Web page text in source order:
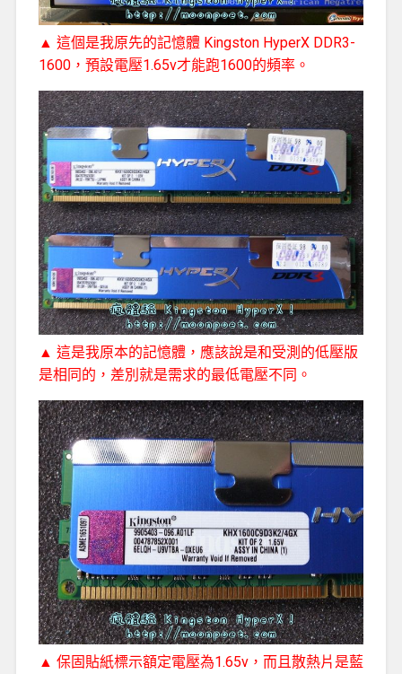
▲ 這個是我原先的記憶體 Kingston HyperX DDR3-
1600，預設電壓1.65v才能跑1600的頻率。
▲ 這是我原本的記憶體，應該說是和受測的低壓版
是相同的，差別就是需求的最低電壓不同。
▲ 保固貼紙標示額定電壓為1.65v，而且散熱片是藍